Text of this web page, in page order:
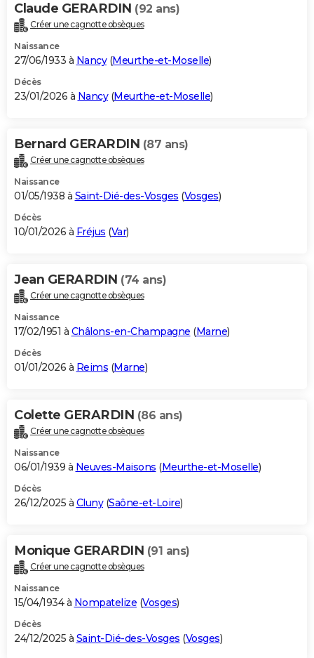
Claude GERARDIN (92 ans)
Créer une cagnotte obsèques
Naissance
27/06/1933 à Nancy(Meurthe-et-Moselle)
Décès
23/01/2026 à Nancy(Meurthe-et-Moselle)
Bernard GERARDIN (87 ans)
Créer une cagnotte obsèques
Naissance
01/05/1938 à Saint-Dié-des-Vosges (Vosges)
Décès
10/01/2026 à Fréjus (Var)
Jean GERARDIN (74 ans)
Créer une cagnotte obsèques
Naissance
17/02/1951 à Châlons-en-Champagne (Marne)
Décès
01/01/2026 à Reims (Marne)
Colette GERARDIN (86 ans)
Créer une cagnotte obsèques
Naissance
06/01/1939 à Neuves-Maisons (Meurthe-et-Moselle)
Décès
26/12/2025 à Cluny(Saône-et-Loire)
Monique GERARDIN (91 ans)
Créer une cagnotte obsèques
Naissance
15/04/1934 à Nompatelize (Vosges)
Décès
24/12/2025 à Saint-Dié-des-Vosges (Vosges)